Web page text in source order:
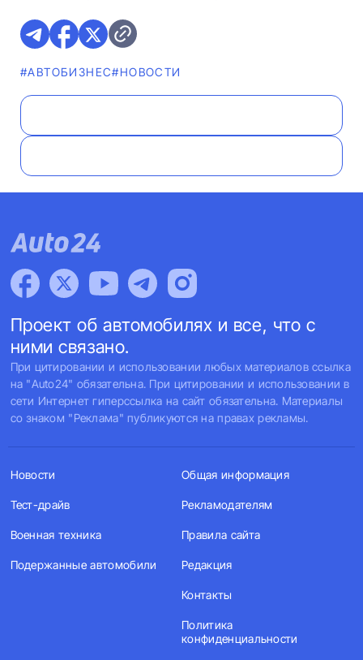
#AВТОБИЗНЕС#НОВОСТИ
Проект об автомобилях и все, что с
ними связано.
При цитировании и использовании любых материалов ссылка
на "Auto24" обязательна. При цитировании и использовании в
сети Интернет гиперссылка на сайт обязательна. Материалы
со знаком "Реклама" публикуются на правах рекламы.
Новости
Тест-драйв
Военная техника
Подержанные автомобили
Общая информация
Рекламодателям
Правила сайта
Редакция
Контакты
Политика
конфиденциальности